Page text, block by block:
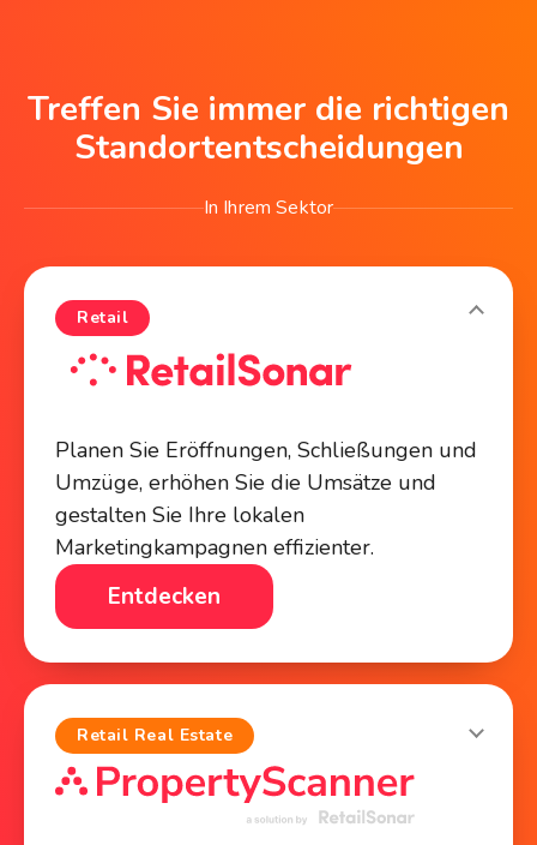
Treffen Sie immer die richtigen
Standortentscheidungen
In Ihrem Sektor
Retail
Planen Sie Eröffnungen, Schließungen und
Umzüge, erhöhen Sie die Umsätze und
gestalten Sie Ihre lokalen
Marketingkampagnen effizienter.
Entdecken
Retail Real Estate